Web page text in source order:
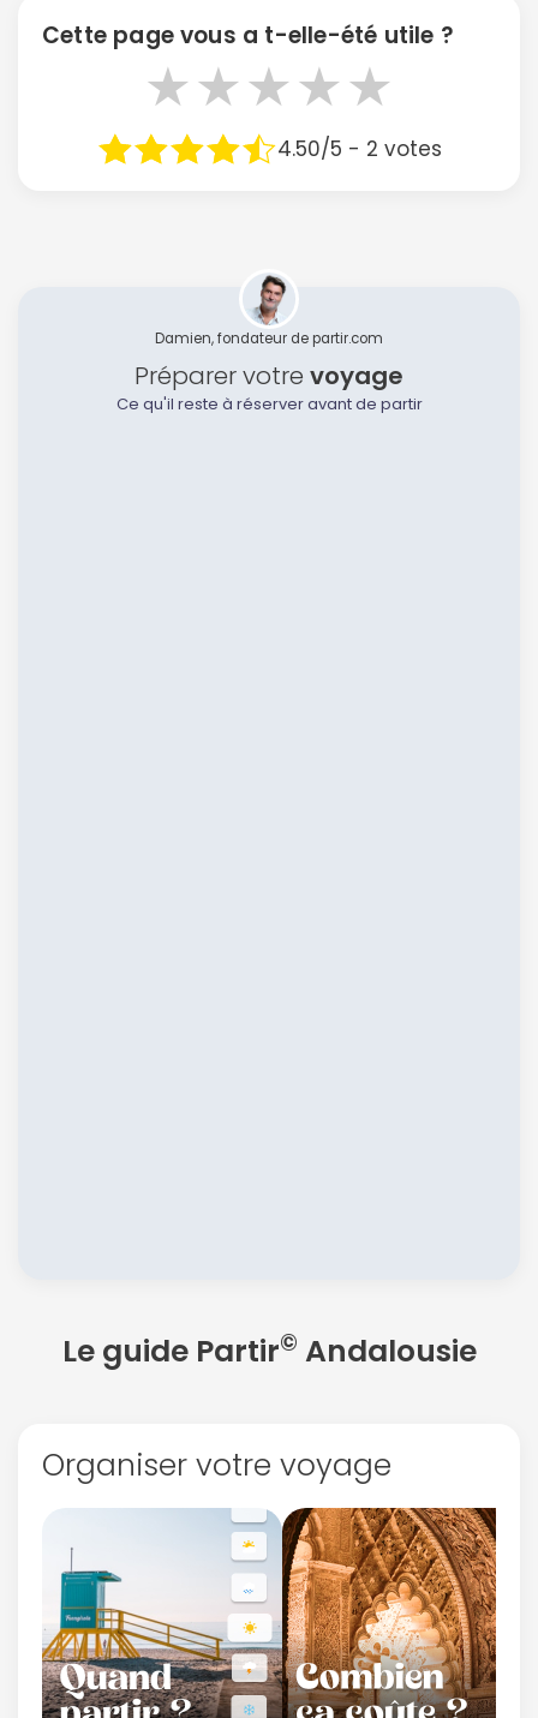
Cette page vous a t-elle-été utile ?
★
★
★
★
★
4.50/5 - 2 votes
Damien, fondateur de partir.com
Préparer votre voyage
Ce qu'il reste à réserver avant de partir
Le guide Partir© Andalousie
Organiser votre voyage